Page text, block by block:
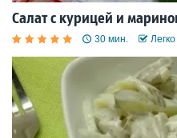
Салат с курицей и
30 мин. Легко